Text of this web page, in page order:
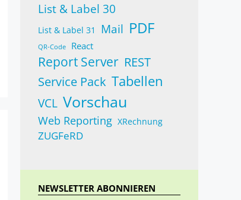
List & Label 30
List & Label 31 Mail PDF
QR-Code React
Report Server REST
Service Pack Tabellen
VCL Vorschau
Web Reporting XRechnung
ZUGFeRD
NEWSLETTER ABONNIEREN